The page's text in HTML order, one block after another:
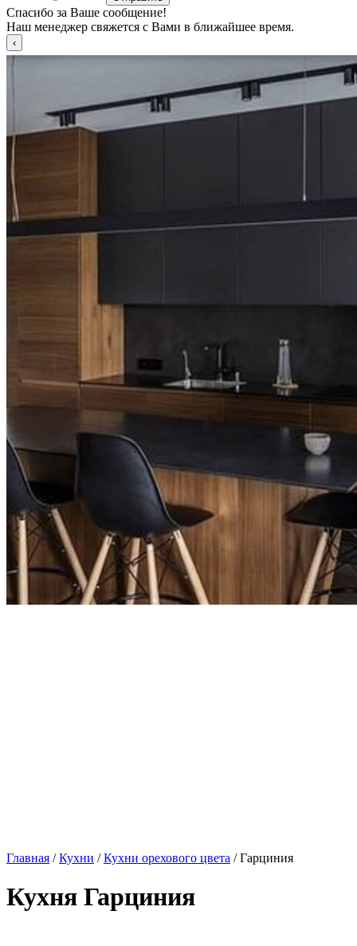
Спасибо за Ваше сообщение!
Наш менеджер свяжется с Вами в ближайшее время.
Главная /Кухни /Кухни орехового цвета / Гарциния
Кухня Гарциния